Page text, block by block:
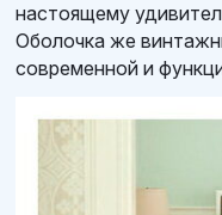
настоящему
Оболочка же
современной и